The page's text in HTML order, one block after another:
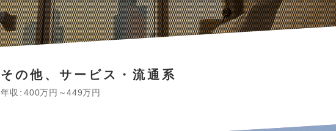
その他、サービス・流通系
年収 400万円～449万円